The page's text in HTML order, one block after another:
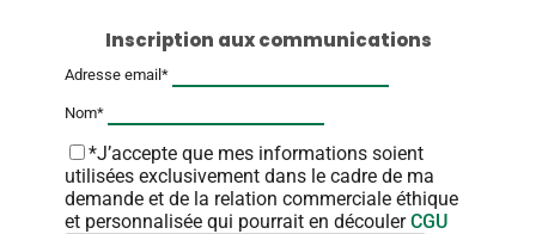
Inscription aux communications
Adresse email*
Nom*
*J’accepte que mes informations soient
utilisées exclusivement dans le cadre de ma
demande et de la relation commerciale éthique
et personnalisée qui pourrait en découlerCGU